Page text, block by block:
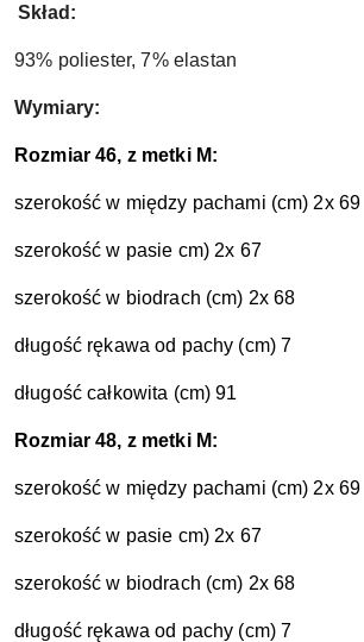
Skład:
93% poliester, 7% elastan
Wymiary:
Rozmiar 46, z metki M:
szerokość w między pachami (cm) 2x 69
szerokość w pasie cm) 2x 67
szerokość w biodrach (cm) 2x 68
długość rękawa od pachy (cm) 7
długość całkowita (cm) 91
Rozmiar 48, z metki M:
szerokość w między pachami (cm) 2x 69
szerokość w pasie cm) 2x 67
szerokość w biodrach (cm) 2x 68
długość rękawa od pachy (cm) 7